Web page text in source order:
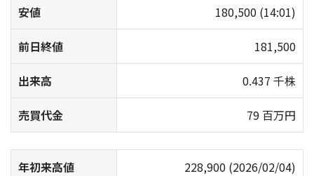
安値 180,500 (14:01)
前日終値 181,500
出来高 0.437 千株
売買代金 79 百万円
年初来高値 228,900 (2026/02/04)